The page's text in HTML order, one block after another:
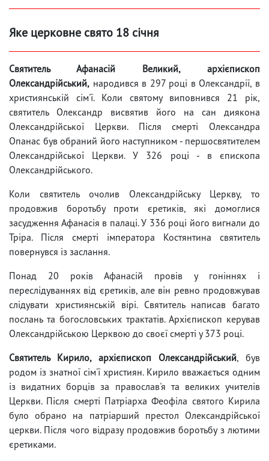
Яке церковне свято 18 січня
Святитель Афанасій Великий, архієпископ
Олександрійський, народився в 297 році в Олександрії, в
християнській сім'ї. Коли святому виповнився 21 рік,
святитель Олександр висвятив його на сан диякона
Олександрійської Церкви. Після смерті Олександра
Опанас був обраний його наступником - першосвятителем
Олександрійської Церкви. У 326 році - в єпископа
Олександрійського.
Коли святитель очолив Олександрійську Церкву, то
продовжив боротьбу проти єретиків, які домоглися
засудження Афанасія в палаці. У 336 році його вигнали до
Тріра. Після смерті імператора Костянтина святитель
повернувся із заслання.
Понад 20 років Афанасій провів у гоніннях і
переслідуваннях від єретиків, але він ревно продовжував
слідувати християнській вірі. Святитель написав багато
послань та богословських трактатів. Архієпископ керував
Олександрійською Церквою до своєї смерті у 373 році.
Святитель Кирило, архієпископ Олександрійський, був
родом із знатної сім'ї християн. Кирило вважається одним
із видатних борців за православ'я та великих учителів
Церкви. Після смерті Патріарха Феофіла святого Кирила
було обрано на патріарший престол Олександрійської
церкви. Після чого відразу продовжив боротьбу з лютими
єретиками.